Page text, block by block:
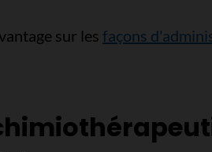
sur les façons